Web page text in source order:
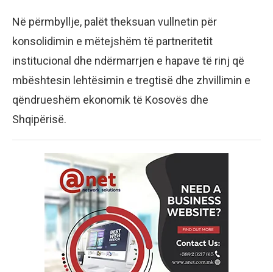
Në përmbyllje, palët theksuan vullnetin për
konsolidimin e mëtejshëm të partneritetit
institucional dhe ndërmarrjen e hapave të rinj që
mbështesin lehtësimin e tregtisë dhe zhvillimin e
qëndrueshëm ekonomik të Kosovës dhe
Shqipërisë.